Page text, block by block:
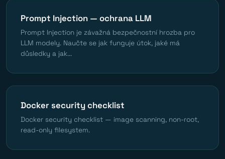
Prompt Injection — ochrana LLM
Prompt Injection je závažná bezpečnostní hrozba pro
LLM modely. Naučte se jak funguje útok, jaké má
důsledky a jak...
Docker security checklist
Docker security checklist — image scanning, non-root,
read-only filesystem.